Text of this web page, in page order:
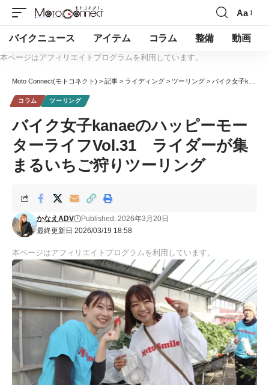
Aa
バイクニュース アイテム コラム 整備 動画
本ページはアフィリエイトプログラムを利用しています。
Moto Connect(モトコネクト) > 記事 > ライディング > ツーリング > バイク女子kanaeのハッピーモーターライフVol.31 ライダーが集まるいちご狩りツーリング
コラム ツーリング
バイク女子kanaeのハッピーモー
ターライフVol.31 ライダーが集
まるいちご狩りツーリング
最終更新日 2026/03/19 18:58
かなえADV Published: 2026年3月20日
本ページはアフィリエイトプログラムを利用しています。